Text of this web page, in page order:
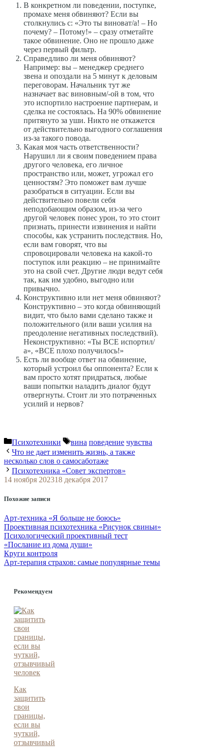
В конкретном ли поведении, поступке,
промахе меня обвиняют? Если вы
столкнулись с: «Это ты виноват/а! – Но
почему? – Потому!» – сразу отметайте
такое обвинение. Оно не прошло даже
через первый фильтр.
Справедливо ли меня обвиняют?
Например: вы – менеджер среднего
звена и опоздали на 5 минут к деловым
переговорам. Начальник тут же
назначает вас виновным/-ой в том, что
это испортило настроение партнерам, и
сделка не состоялась. На 90% обвинение
притянуто за уши. Никто не откажется
от действительно выгодного соглашения
из-за такого повода.
Какая моя часть ответственности?
Нарушил ли я своим поведением права
другого человека, его личное
пространство или, может, угрожал его
ценностям? Это поможет вам лучше
разобраться в ситуации. Если вы
действительно повели себя
неподобающим образом, из-за чего
другой человек понес урон, то это стоит
признать, принести извинения и найти
способы, как устранить последствия. Но,
если вам говорят, что вы
спровоцировали человека на какой-то
поступок или реакцию – не принимайте
это на свой счет. Другие люди ведут себя
так, как им удобно, выгодно или
привычно.
Конструктивно или нет меня обвиняют?
Конструктивно – это когда обвиняющий
видит, что было вами сделано также и
положительного (или ваши усилия на
преодоление негативных последствий).
Неконструктивно: «Ты ВСЕ испортил/
а», «ВСЕ плохо получилось!»
Есть ли вообще ответ на обвинение,
который устроил бы оппонента? Если к
вам просто хотят придраться, любые
ваши попытки наладить диалог будут
отвергнуты. Стоит ли это потраченных
усилий и нервов?
Рубрики
Психотехники Метки
вина поведение чувства
Что не дает изменить жизнь, а также
несколько слов о самосаботаже
Психотехника «Совет экспертов»
14 ноября 202318 декабря 2017
Похожие записи
Арт-техника «Я больше не боюсь»
Проективная психотехника «Рисунок свиньи»
Психологический проективный тест
«Послание из дома души»
Круги контроля
Арт-терапия страхов: самые популярные темы
Рекомендуем
Как
защитить
свои
границы,
если вы
чуткий,
отзывчивый